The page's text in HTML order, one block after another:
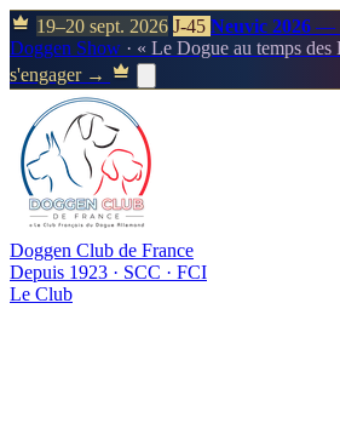
19–20 sept. 2026 J-45 Neuvic 2026 —
Doggen Show · « Le Dogue au temps des
s'engager →
Doggen Club de France
Depuis 1923 · SCC · FCI
Le Club